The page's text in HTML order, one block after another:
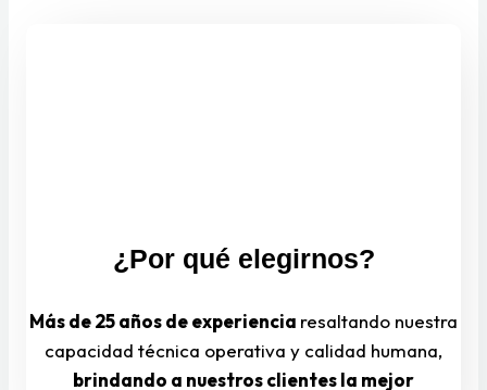
¿Por qué elegirnos?
Más de 25 años de experiencia resaltando nuestra
capacidad técnica operativa y calidad humana,
brindando a nuestros clientes la mejor